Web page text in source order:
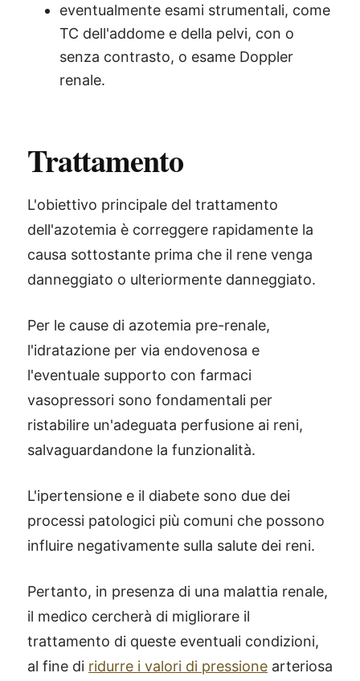
eventualmente esami strumentali, come
TC dell'addome e della pelvi, con o
senza contrasto, o esame Doppler
renale.
Trattamento
L'obiettivo principale del trattamento
dell'azotemia è correggere rapidamente la
causa sottostante prima che il rene venga
danneggiato o ulteriormente danneggiato.
Per le cause di azotemia pre-renale,
l'idratazione per via endovenosa e
l'eventuale supporto con farmaci
vasopressori sono fondamentali per
ristabilire un'adeguata perfusione ai reni,
salvaguardandone la funzionalità.
L'ipertensione e il diabete sono due dei
processi patologici più comuni che possono
influire negativamente sulla salute dei reni.
Pertanto, in presenza di una malattia renale,
il medico cercherà di migliorare il
trattamento di queste eventuali condizioni,
al fine di ridurre i valori di pressione arteriosa